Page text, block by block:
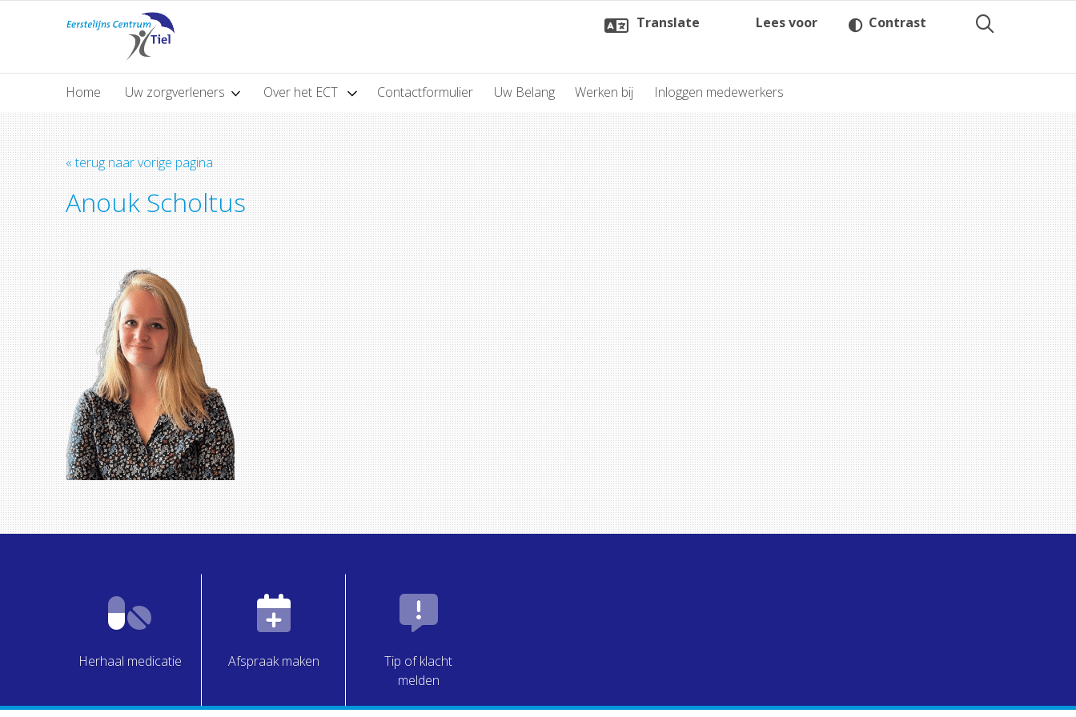
Translate Lees voor Contrast
Home Uw zorgverleners Over het ECT Contactformulier Uw Belang Werken bij Inloggen medewerkers
« terug naar vorige pagina
Anouk Scholtus
Herhaal medicatie Afspraak maken
Tip of klacht
melden